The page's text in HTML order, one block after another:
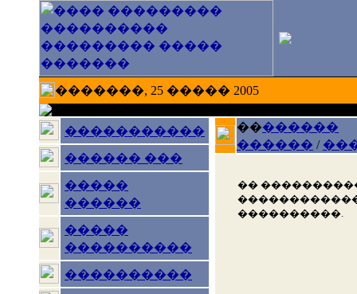
�������, 25 ����� 2005
�����������
������ ���
�����
������
�����
����������
����������
��������
������ /
��
����������.